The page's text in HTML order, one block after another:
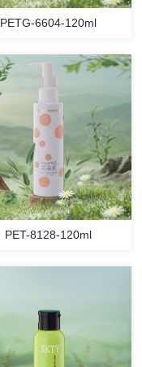
PETG-6604-120ml
PET-8128-120ml